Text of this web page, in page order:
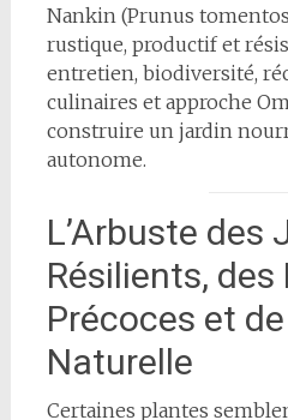
Nankin (Prunus
rustique, productif et
entretien, biodiversité,
culinaires et approche
construire un jardin
autonome.
L’Arbuste des
Résilients, des
Précoces et
Naturelle
Certaines plantes